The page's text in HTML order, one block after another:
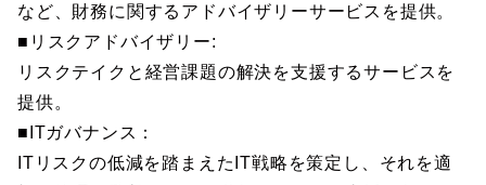
など、財務に関するアドバイザリーサービスを提供。
■リスクアドバイザリー:
リスクテイクと経営課題の解決を支援するサービスを
提供。
■ITガバナンス：
ITリスクの低減を踏まえたIT戦略を策定し、それを適